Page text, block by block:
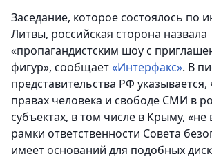
Заседание, которое состоялось по
Литвы, российская сторона назвала
«пропагандистским шоу с
фигур», сообщает«Интерфакс». В
представительства РФ
правах человека и свободе СМИ в
субъектах, в том числе в Крыму, «не
рамки ответственности Совета
имеет оснований для подобных